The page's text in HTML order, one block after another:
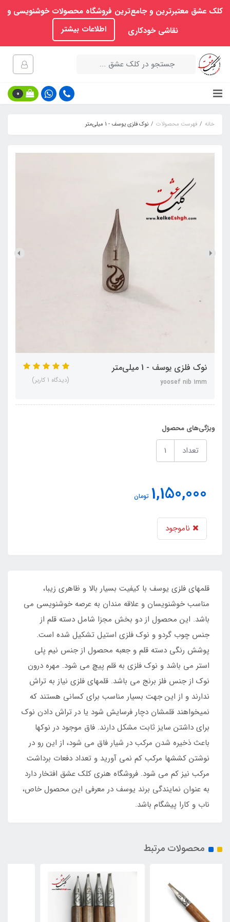
کلک عشق معتبرترین و جامع‌ترین فروشگاه محصولات خوشنویسی و
نقاشی خودکاری
اطلاعات بیشتر
0
خانه فهرست محصولات نوک فلزی یوسف - 1 میلی‌متر
نوک فلزی یوسف - 1 میلی‌متر
yoosef nib 1mm (دیدگاه 1 کاربر)
ویژگی‌های محصول
تعداد
1,150,000 تومان
ناموجود
قلمهای فلزی یوسف با کیفیت بسیار بالا و ظاهری زیبا،
مناسب خوشنویسان و علاقه مندان به عرصه خوشنویسی می
باشد. این محصول از دو بخش مجزا شامل دسته قلم از
جنس چوب گردو و نوک فلزی استیل تشکیل شده است.
پوشش رنگی دسته قلم و جعبه محصول از جنس نیم پلی
استر می باشد و نوک فلزی به قلم پیچ می شود. مهره درون
نوک از جنس فلز برنج می باشد. قلمهای فلزی نیاز به تراش
ندارند و از این جهت بسیار مناسب برای کسانی هستند که
نمیخواهند قلمشان دچار فرسایش شود یا در تراش دادن نوک
برای داشتن سایز ثابت مشکل دارند. فاق موجود در نوکها
باعث ذخیره شدن مرکب در شیار فاق می شود، از این رو در
نوشتن کششها مرکب کم نمی آورید و تعداد دفعات برداشت
مرکب نیز کم می شود. فروشگاه هنری کلک عشق افتخار دارد
به عنوان نمایندگی برند یوسف در معرفی این محصول خاص،
ناب و کارا پیشگام باشد.
محصولات مرتبط